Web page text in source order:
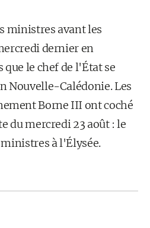
ministres avant les
dernier en
le chef de l'État se
Nouvelle-Calédonie. Les
Borne III ont coché
du mercredi 23 août : le
à l'Élysée.